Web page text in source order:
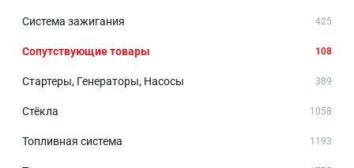
Система зажигания 425
Сопутствующие товары 108
Стартеры, Генераторы, Насосы 389
Стёкла 1058
Топливная система 1193